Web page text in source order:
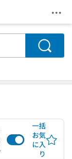
メ
検索
一括
お気
に入
り